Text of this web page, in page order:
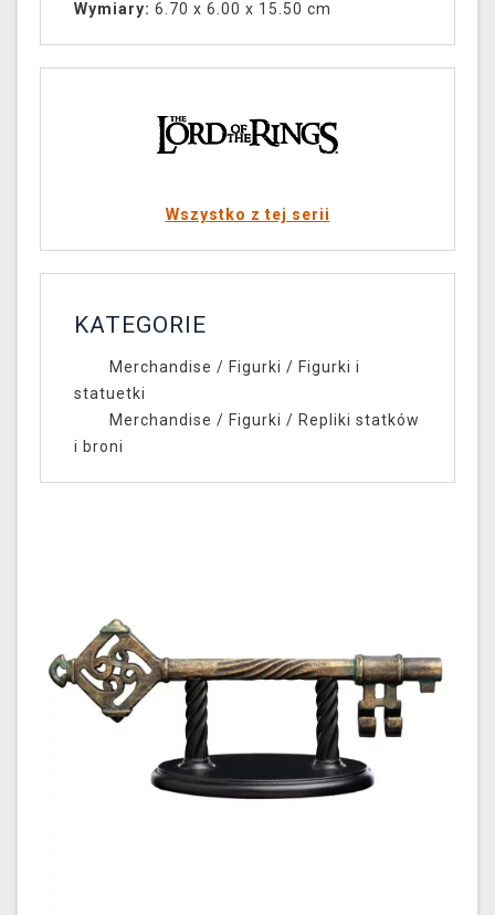
Wymiary: 6.70 x 6.00 x 15.50 cm
Wszystko z tej serii
KATEGORIE
Merchandise / Figurki / Figurki i
statuetki
Merchandise / Figurki / Repliki statków
i broni